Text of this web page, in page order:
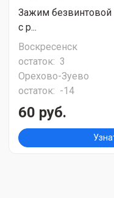
Зажим безвинтовой
с р...
Воскресенск
остаток: 3
Орехово-Зуево
остаток: -14
60 руб.